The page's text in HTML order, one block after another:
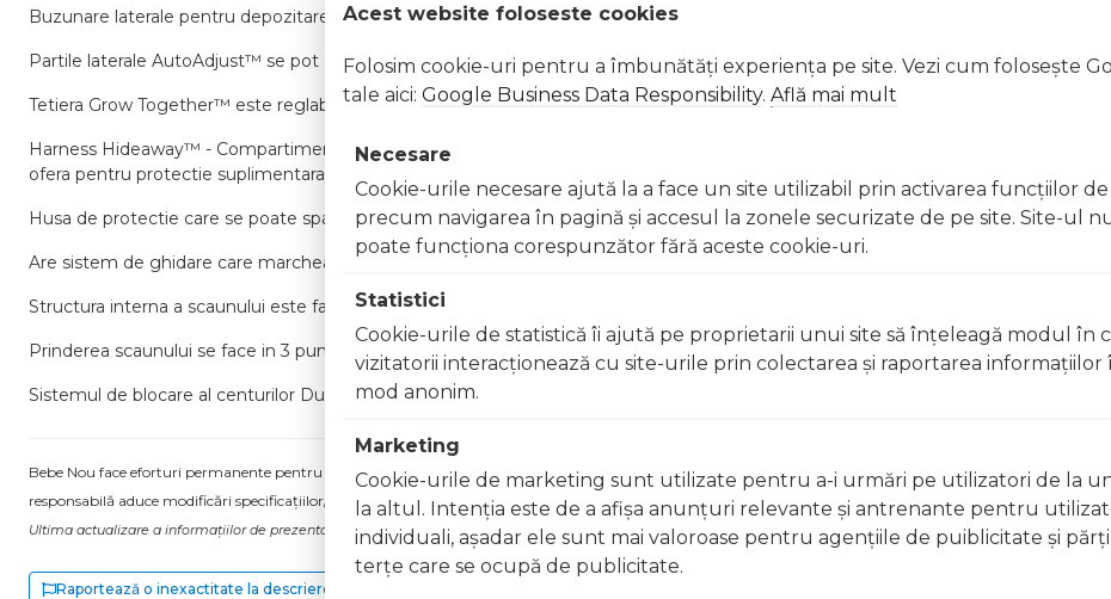
Buzunare laterale pentru depozitarea lucrurilor.
Partile laterale AutoAdjust™ se pot ajusta cu usurinta pe masura ce copilul creste si isi schimba inaltimea si greutatea.
Tetiera Grow Together™ este reglabila si il ajuta pe cel mic sa stea mai confortabil. Tetiera poate fi reglata in 9 pozitii pe inaltime, cu
Harness Hideaway™ - Compartimentele personalizate depoziteaza centura cu prindere in 5 puncte atunci cand se utilizeaza in
ofera pentru protectie suplimentara.
Husa de protectie care se poate spala si curata usor.
Are sistem de ghidare care marcheaza traseul centurilor, astfel ca instalarea devine extrem de facila.
Structura interna a scaunului este fabricata din otel, pentru a-i conferi o structura solida.
Prinderea scaunului se face in 3 puncte cu centura masinii.
Sistemul de blocare al centurilor Dual lock-off asigura stabilitate maxima a scaunului.
Bebe Nou face eforturi permanente pentru a păstra informațiile actualizate. Excepții pentru care informațiile prezentate pot fi diferite față de cele ale
responsabilă aduce modificări specificațiilor/etichetei acestuia, fără a ne informa în prealabil. În cazul apariției unor diferențe, prevalează informația de pe
Ultima actualizare a informațiilor de prezentare pentru Joie - scaun auto fortifi r129 thunder, 76-145 cm, certificat r129 bbbc2303aathd000 a fost efectuată la data de
Raportează o inexactitate la descriere
Acest website foloseste cookies
Folosim cookie-uri pentru a îmbunătăți experiența pe site. Vezi cum folosește
tale aici: Google Business Data Responsibility. Află mai mult
Necesare
Cookie-urile necesare ajută la a face un site utilizabil prin activarea funcţiilor de
precum navigarea în pagină şi accesul la zonele securizate de pe site. Site-ul
poate funcţiona corespunzător fără aceste cookie-uri.
Statistici
Cookie-urile de statistică îi ajută pe proprietarii unui site să înţeleagă modul în
vizitatorii interacţionează cu site-urile prin colectarea şi raportarea informaţiilor
mod anonim.
Marketing
Cookie-urile de marketing sunt utilizate pentru a-i urmări pe utilizatori de la
la altul. Intenţia este de a afişa anunţuri relevante şi antrenante pentru
individuali, aşadar ele sunt mai valoroase pentru agenţiile de puiblicitate şi
terţe care se ocupă de publicitate.